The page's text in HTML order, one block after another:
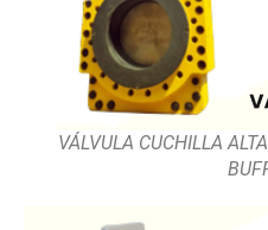
VÁLVULA CUCHILLA